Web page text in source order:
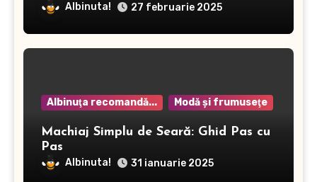
Albinuta! 27 februarie 2025
Albinuţa recomandă... Modă şi frumuseţe
Machiaj Simplu de Seară: Ghid Pas cu
Pas
Albinuta! 31 ianuarie 2025